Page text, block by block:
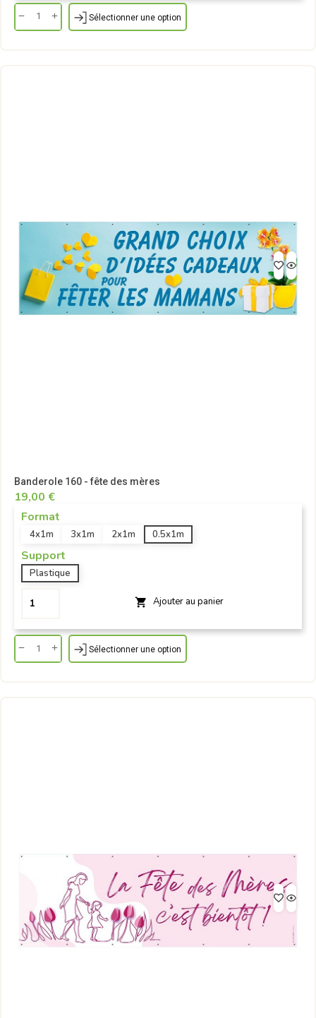
Sélectionner une option
Banderole 160 - fête des mères
19,00 €
Format
4x1m 3x1m 2x1m 0.5x1m
Support
Plastique
 Ajouter au panier
Sélectionner une option